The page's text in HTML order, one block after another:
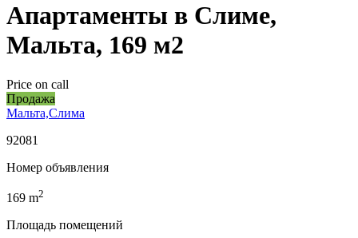
Апартаменты в Слиме,
Мальта, 169 м2
Price on call
Продажа
Мальта,Слима
92081
Номер объявления
169 m2
Площадь помещений